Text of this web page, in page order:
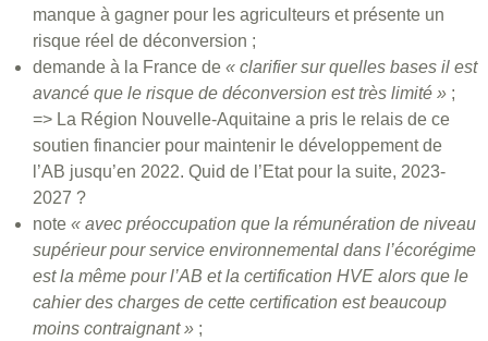
manque à gagner pour les agriculteurs et présente un
risque réel de déconversion ;
demande à la France de « clarifier sur quelles bases il est
avancé que le risque de déconversion est très limité » ;
=> La Région Nouvelle-Aquitaine a pris le relais de ce
soutien financier pour maintenir le développement de
l’AB jusqu’en 2022. Quid de l’Etat pour la suite, 2023-
2027 ?
note « avec préoccupation que la rémunération de niveau
supérieur pour service environnemental dans l’écorégime
est la même pour l’AB et la certification HVE alors que le
cahier des charges de cette certification est beaucoup
moins contraignant » ;